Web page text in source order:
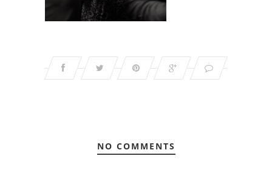
NO COMMENTS